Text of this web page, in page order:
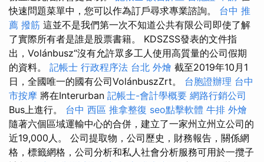
快速問題菜單中，您可以作為訂戶尋求專業諮詢。 台中 推
薦 撥筋 這並不是我們第一次不知道公共有限公司即使了解
了實際所有者是誰是股票書籍。 KDSZSS發表的文件指
出，Volánbusz“沒有允許眾多工人使用高質量的公司假期
的資料。 記帳士 行政程序法 台北 外燴 截至2019年10月1
日，全國唯一的國有公司VolánbuszZrt。 台胞證辦理 台中
市按摩 將在Interurban 記帳士-會計學概要 網路行銷公司
Bus上進行。 台中 西區 推拿整復 seo點擊軟體 牛排 外燴
隨著六個區域運輸中心的合併，建立了一家州立州立公司的
近19,000人。 公司提取物，公司歷史，財務報告，關係網
格，標籤網格，公司分析和私人社會分析服務可用於一攬子